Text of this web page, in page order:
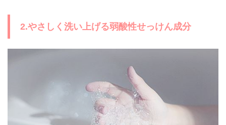
2.やさしく洗い上げる弱酸性せっけん成分